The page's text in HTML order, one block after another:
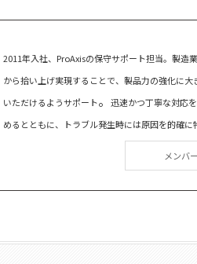
2011年入社、ProAxisの保守サポート担当。製造
から拾い上げ実現することで、製品力の強化に
いただけるようサポート。
迅速かつ丁寧な対応
めるとともに、トラブル発生時には原因を的確に
メンバ